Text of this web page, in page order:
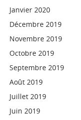
Janvier 2020
Décembre 2019
Novembre 2019
Octobre 2019
Septembre 2019
Août 2019
Juillet 2019
Juin 2019